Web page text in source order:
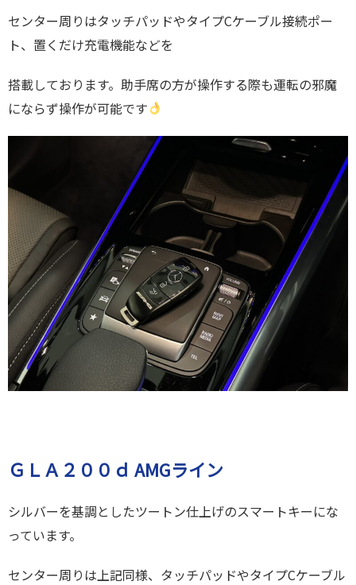
センター周りはタッチパッドやタイプCケーブル接続ポー
ト、置くだけ充電機能などを
搭載しております。助手席の方が操作する際も運転の邪魔
にならず操作が可能です
ＧＬＡ２００ｄ AMGライン
シルバーを基調としたツートン仕上げのスマートキーにな
っています。
センター周りは上記同様、タッチパッドやタイプCケーブル